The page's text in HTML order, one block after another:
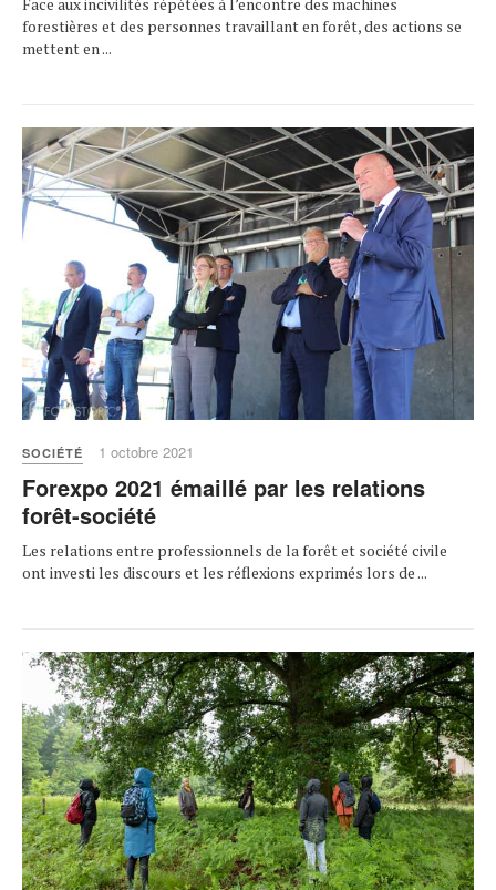
forestières et des personnes travaillant en forêt, des actions se
mettent en ...
SOCIÉTÉ 1 octobre 2021
Forexpo 2021 émaillé par les relations
forêt-société
Les relations entre professionnels de la forêt et société civile
ont investi les discours et les réflexions exprimés lors de ...